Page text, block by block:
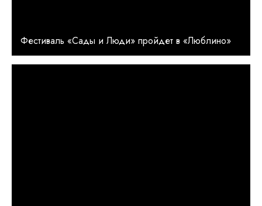
Фестиваль «Сады и Люди» пройдет в «Люблино»